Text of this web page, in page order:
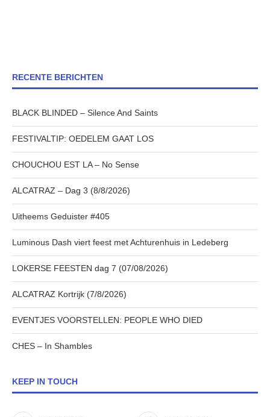
RECENTE BERICHTEN
BLACK BLINDED – Silence And Saints
FESTIVALTIP: OEDELEM GAAT LOS
CHOUCHOU EST LA – No Sense
ALCATRAZ – Dag 3 (8/8/2026)
Uitheems Geduister #405
Luminous Dash viert feest met Achturenhuis in Ledeberg
LOKERSE FEESTEN dag 7 (07/08/2026)
ALCATRAZ Kortrijk (7/8/2026)
EVENTJES VOORSTELLEN: PEOPLE WHO DIED
CHES – In Shambles
KEEP IN TOUCH